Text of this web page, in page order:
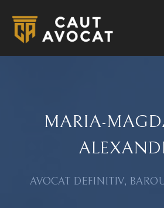
MARIA-
AVOCAT DEFINITIV,